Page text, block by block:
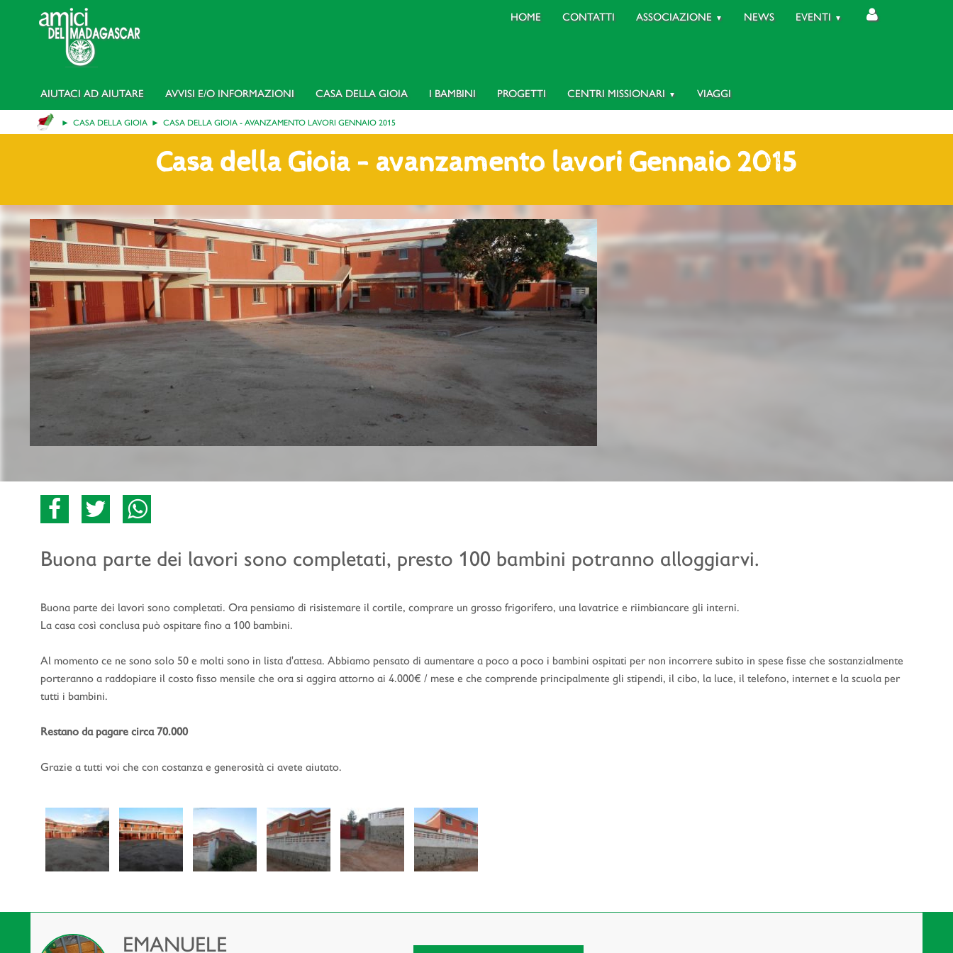
HOME CONTATTI ASSOCIAZIONE NEWS EVENTI
AIUTACI AD AIUTARE AVVISI E/o INFORMAZIONI CASA DELLA GIOIA I BAMBINI PROGETTI CENTRI MISSIONARI VIAGGI
CASA DELLA GIOIA CASA DELLA GIOIA - AVANZAMENTO LAVORI GENNAIO 2015
Casa della Gioia - avanzamento lavori Gennaio 2015
Buona parte dei lavori sono completati, presto 100 bambini potranno alloggiarvi.
Buona parte dei lavori sono completati. Ora pensiamo di risistemare il cortile, comprare un grosso frigorifero, una lavatrice e riimbiancare gli interni.
La casa così conclusa può ospitare fino a 100 bambini.
Al momento ce ne sono solo 50 e molti sono in lista d'attesa. Abbiamo pensato di aumentare a poco a poco i bambini ospitati per non incorrere subito in spese fisse che sostanzialmente
porteranno a raddopiare il costo fisso mensile che ora si aggira attorno ai 4.000€ / mese e che comprende principalmente gli stipendi, il cibo, la luce, il telefono, internet e la scuola per
tutti i bambini.
Restano da pagare circa 70.000
Grazie a tutti voi che con costanza e generosità ci avete aiutato.
EMANUELE